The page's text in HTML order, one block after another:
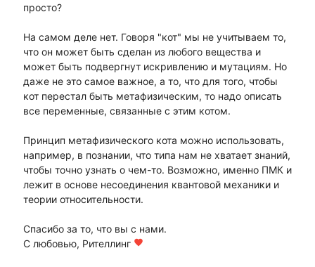
просто?
На самом деле нет. Говоря "кот" мы не учитываем то,
что он может быть сделан из любого вещества и
может быть подвергнут искривлению и мутациям. Но
даже не это самое важное, а то, что для того, чтобы
кот перестал быть метафизическим, то надо описать
все переменные, связанные с этим котом.
Принцип метафизического кота можно использовать,
например, в познании, что типа нам не хватает знаний,
чтобы точно узнать о чем-то. Возможно, именно ПМК и
лежит в основе несоединения квантовой механики и
теории относительности.
Спасибо за то, что вы с нами.
С любовью, Рителлинг favorite